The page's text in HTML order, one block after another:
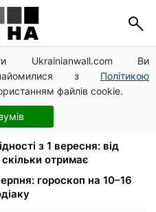
Ukrainianwall.com Ви
з Політикою
файлів cookie.
№4777 запустив подвійне
бронювання: Камельчук
на загальних
з 1 вересня: від
отримає
гороскоп на 10–16